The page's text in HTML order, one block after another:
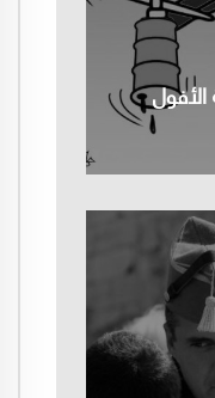
الأفول